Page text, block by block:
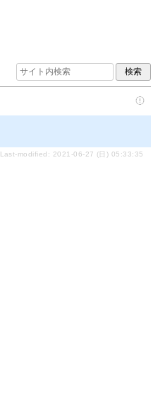
Last-modified: 2021-06-27 (日) 05:33:35